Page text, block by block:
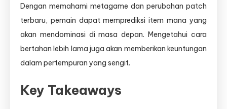
Dengan memahami metagame dan perubahan patch
terbaru, pemain dapat memprediksi item mana yang
akan mendominasi di masa depan. Mengetahui cara
bertahan lebih lama juga akan memberikan keuntungan
dalam pertempuran yang sengit.
Key Takeaways